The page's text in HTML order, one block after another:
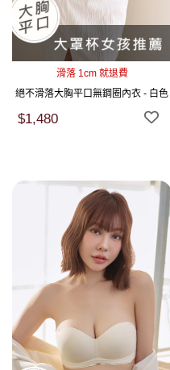
滑落 1cm 就退費
絕不滑落大胸平口無鋼圈內衣 - 白色
$1,480